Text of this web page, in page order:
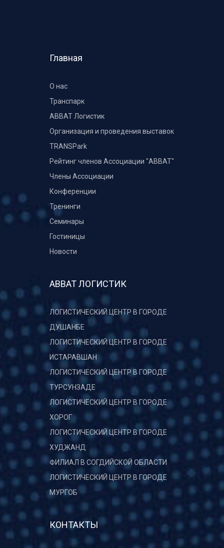
Главная
О нас
Транспарк
ABBAT Логистик
Организация и проведения выставок
TRANSPark
Рейтинг членов Ассоциации "АВВАТ"
Члены Ассоциации
Конференции
Тренинги
Семинары
Гостиницы
Новости
АВВАТ ЛОГИСТИК
ЛОГИСТИЧЕСКИЙ ЦЕНТР В ГОРОДЕ
ДУШАНБЕ
ЛОГИСТИЧЕСКИЙ ЦЕНТР В ГОРОДЕ
ИСТАРАВШАН
ЛОГИСТИЧЕСКИЙ ЦЕНТР В ГОРОДЕ
ТУРСУНЗАДЕ
ЛОГИСТИЧЕСКИЙ ЦЕНТР В ГОРОДЕ
ХОРОГ
ЛОГИСТИЧЕСКИЙ ЦЕНТР В ГОРОДЕ
ХУДЖАНД
ФИЛИАЛ В СОГДИЙСКОЙ ОБЛАСТИ
ЛОГИСТИЧЕСКИЙ ЦЕНТР В ГОРОДЕ
МУРГОБ
КОНТАКТЫ